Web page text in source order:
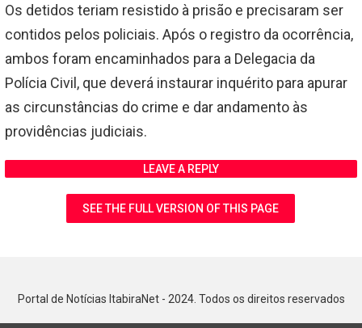
Os detidos teriam resistido à prisão e precisaram ser
contidos pelos policiais. Após o registro da ocorrência,
ambos foram encaminhados para a Delegacia da
Polícia Civil, que deverá instaurar inquérito para apurar
as circunstâncias do crime e dar andamento às
providências judiciais.
LEAVE A REPLY
SEE THE FULL VERSION OF THIS PAGE
Portal de Notícias ItabiraNet - 2024. Todos os direitos reservados